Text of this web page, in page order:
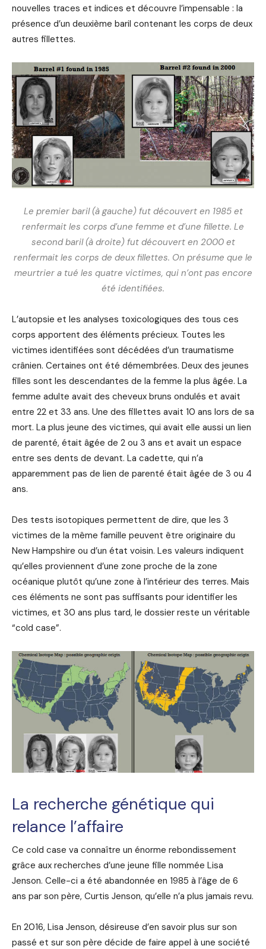
nouvelles traces et indices et découvre l’impensable : la
présence d’un deuxième baril contenant les corps de deux
autres fillettes.
Le premier baril (à gauche) fut découvert en 1985 et
renfermait les corps d’une femme et d’une fillette. Le
second baril (à droite) fut découvert en 2000 et
renfermait les corps de deux fillettes. On présume que le
meurtrier a tué les quatre victimes, qui n’ont pas encore
été identifiées.
L’autopsie et les analyses toxicologiques des tous ces
corps apportent des éléments précieux. Toutes les
victimes identifiées sont décédées d’un traumatisme
crânien. Certaines ont été démembrées. Deux des jeunes
filles sont les descendantes de la femme la plus âgée. La
femme adulte avait des cheveux bruns ondulés et avait
entre 22 et 33 ans. Une des fillettes avait 10 ans lors de sa
mort. La plus jeune des victimes, qui avait elle aussi un lien
de parenté, était âgée de 2 ou 3 ans et avait un espace
entre ses dents de devant. La cadette, qui n’a
apparemment pas de lien de parenté était âgée de 3 ou 4
ans.
Des tests isotopiques permettent de dire, que les 3
victimes de la même famille peuvent être originaire du
New Hampshire ou d’un état voisin. Les valeurs indiquent
qu’elles proviennent d’une zone proche de la zone
océanique plutôt qu’une zone à l’intérieur des terres. Mais
ces éléments ne sont pas suffisants pour identifier les
victimes, et 30 ans plus tard, le dossier reste un véritable
“cold case”.
La recherche génétique qui
relance l’affaire
Ce cold case va connaître un énorme rebondissement
grâce aux recherches d’une jeune fille nommée Lisa
Jenson. Celle-ci a été abandonnée en 1985 à l’âge de 6
ans par son père, Curtis Jenson, qu’elle n’a plus jamais revu.
En 2016, Lisa Jenson, désireuse d’en savoir plus sur son
passé et sur son père décide de faire appel à une société